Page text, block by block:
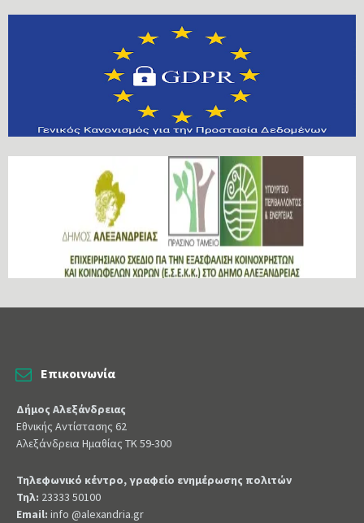
Επικοινωνία
Δήμος Αλεξάνδρειας
Εθνικής Αντίστασης 62
Αλεξάνδρεια Ημαθίας ΤΚ 59-300
Τηλεφωνικό κέντρο, γραφείο ενημέρωσης πολιτών
Τηλ: 23333 50100
Email: info @alexandria.gr